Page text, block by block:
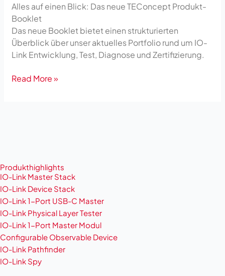
Alles auf einen Blick: Das neue TEConcept Produkt-
Booklet
Das neue Booklet bietet einen strukturierten
Überblick über unser aktuelles Portfolio rund um IO-
Link Entwicklung, Test, Diagnose und Zertifizierung.
Read More »
Produkthighlights
IO-Link Master Stack
IO-Link Device Stack
IO-Link 1-Port USB-C Master
IO-Link Physical Layer Tester
IO-Link 1-Port Master Modul
Configurable Observable Device
IO-Link Pathfinder
IO-Link Spy